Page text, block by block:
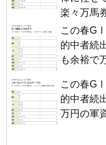
楽々万馬
この春
的中者続
も余裕で
この春
的中者続
万円の軍